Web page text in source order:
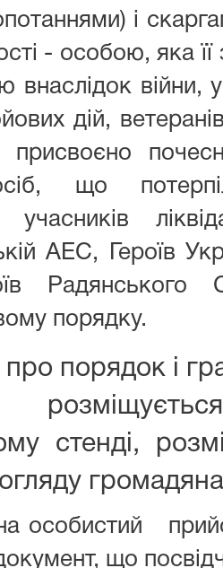
і
- особою,
внаслідок війни,
дій,
присвоєно
що
учасників
АЕС, Героїв
порядку.
порядок і
стенді,
особистий
що